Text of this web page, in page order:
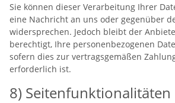
Sie können dieser Verarbeitung Ihrer
eine Nachricht an uns oder gegenüber
widersprechen. Jedoch bleibt der
berechtigt, Ihre personenbezogenen
sofern dies zur vertragsgemäßen
erforderlich ist.
8) Seitenfunktionalitäten